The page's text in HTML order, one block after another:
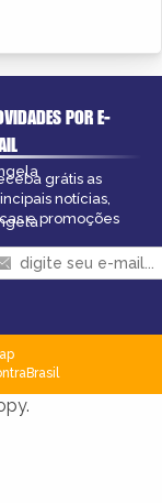
POR E-
grátis as
notícias,
e promoções